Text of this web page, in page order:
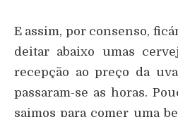
E assim, por consenso,
deitar abaixo umas
recepção ao preço da
passaram-se as horas.
saimos para comer uma